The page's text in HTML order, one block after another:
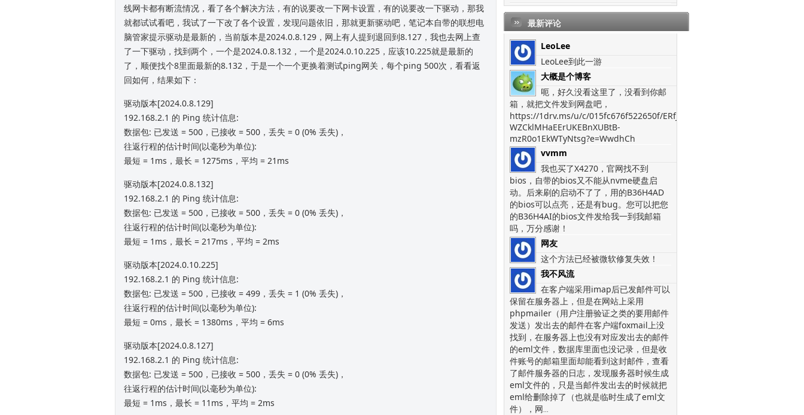
线网卡都有断流情况，看了各个解决方法，有的说要改一下网卡设置，有的说要改一下驱动，那我
就都试试看吧，我试了一下改了各个设置，发现问题依旧，那就更新驱动吧，笔记本自带的联想电
脑管家提示驱动是最新的，当前版本是2024.0.8.129，网上有人提到退回到8.127，我也去网上查
了一下驱动，找到两个，一个是2024.0.8.132，一个是2024.0.10.225，应该10.225就是最新的
了，顺便找个8里面最新的8.132，于是一个一个更换着测试ping网关，每个ping 500次，看看返
回如何，结果如下：
驱动版本[2024.0.8.129]
192.168.2.1 的 Ping 统计信息:
数据包: 已发送 = 500，已接收 = 500，丢失 = 0 (0% 丢失)，
往返行程的估计时间(以毫秒为单位):
最短 = 1ms，最长 = 1275ms，平均 = 21ms
驱动版本[2024.0.8.132]
192.168.2.1 的 Ping 统计信息:
数据包: 已发送 = 500，已接收 = 500，丢失 = 0 (0% 丢失)，
往返行程的估计时间(以毫秒为单位):
最短 = 1ms，最长 = 217ms，平均 = 2ms
驱动版本[2024.0.10.225]
192.168.2.1 的 Ping 统计信息:
数据包: 已发送 = 500，已接收 = 499，丢失 = 1 (0% 丢失)，
往返行程的估计时间(以毫秒为单位):
最短 = 0ms，最长 = 1380ms，平均 = 6ms
驱动版本[2024.0.8.127]
192.168.2.1 的 Ping 统计信息:
数据包: 已发送 = 500，已接收 = 500，丢失 = 0 (0% 丢失)，
往返行程的估计时间(以毫秒为单位):
最短 = 1ms，最长 = 11ms，平均 = 2ms
最新评论
LeoLee
LeoLee到此一游
大概是个博客
呃，好久没看这里了，没看到你邮
箱，就把文件发到网盘吧，
https://1drv.ms/u/c/015fc676f522650f/ERfJWGVz-
WZCklMHaEErUKEBnXUBtB-
mzR0o1EkWTyNtsg?e=WwdhCh
vvmm
我也买了X4270，官网找不到
bios，自带的bios又不能从nvme硬盘启
动。后来刷的启动不了了，用的B36H4AD
的bios可以点亮，还是有bug。您可以把您
的B36H4AI的bios文件发给我一到我邮箱
吗，万分感谢！
网友
这个方法已经被微软修复失效！
我不风流
在客户端采用imap后已发邮件可以
保留在服务器上，但是在网站上采用
phpmailer（用户注册验证之类的要用邮件
发送）发出去的邮件在客户端foxmail上没
找到，在服务器上也没有对应发出去的邮件
的eml文件，数据库里面也没记录，但是收
件账号的邮箱里面却能看到这封邮件，查看
了邮件服务器的日志，发现服务器时候生成
eml文件的，只是当邮件发出去的时候就把
eml给删除掉了（也就是临时生成了eml文
件），网...